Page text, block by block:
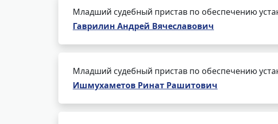
Младший судебный пристав по обеспечению
Гаврилин Андрей Вячеславович
Младший судебный пристав по обеспечению
Ишмухаметов Ринат Рашитович